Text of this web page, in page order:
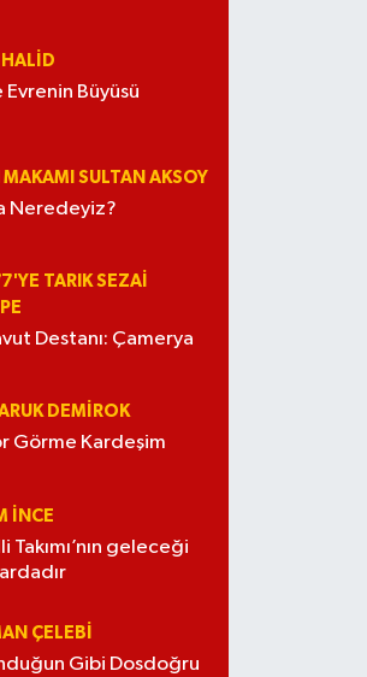
Evrenin Büyüsü
MAKAMI SULTAN AKSOY
Neredeyiz?
TARIK SEZAI
Destanı: Çamerya
DEMIROK
Görme Kardeşim
İNCE
Takımı’nın geleceği
ÇELEBI
Gibi Dosdoğru